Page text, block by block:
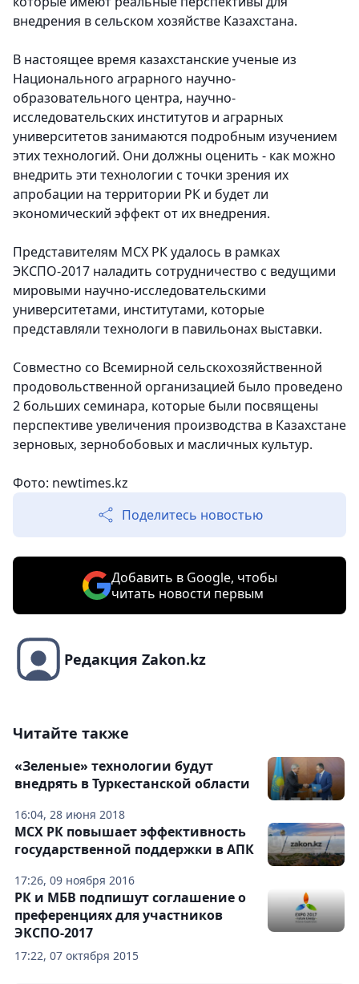
внедрения в сельском хозяйстве Казахстана.
В настоящее время казахстанские ученые из
Национального аграрного научно-
образовательного центра, научно-
исследовательских институтов и аграрных
университетов занимаются подробным изучением
этих технологий. Они должны оценить - как можно
внедрить эти технологии с точки зрения их
апробации на территории РК и будет ли
экономический эффект от их внедрения.
Представителям МСХ РК удалось в рамках
ЭКСПО-2017 наладить сотрудничество с ведущими
мировыми научно-исследовательскими
университетами, институтами, которые
представляли технологи в павильонах выставки.
Совместно со Всемирной сельскохозяйственной
продовольственной организацией было проведено
2 больших семинара, которые были посвящены
перспективе увеличения производства в Казахстане
зерновых, зернобобовых и масличных культур.
Фото: newtimes.kz
Поделитесь новостью
Добавить в Google, чтобы
читать новости первым
Редакция Zakon.kz
Читайте также
16:04, 28 июня 2018
«Зеленые» технологии будут
внедрять в Туркестанской области
17:26, 09 ноября 2016
МСХ РК повышает эффективность
государственной поддержки в АПК
17:22, 07 октября 2015
РК и МБВ подпишут соглашение о
преференциях для участников
ЭКСПО-2017